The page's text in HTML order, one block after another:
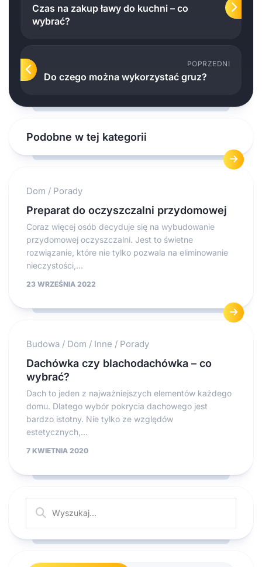
Czas na zakup ławy do kuchni – co
wybrać?
POPRZEDNI
Do czego można wykorzystać gruz?
Podobne w tej kategorii
Dom / Porady
Preparat do oczyszczalni przydomowej
Coraz więcej osób decyduje się na wybudowanie
przydomowej oczyszczalni. Jest to świetne
rozwiązanie, które nie tylko pozwala na eliminowanie
nieczystości,...
23 WRZEŚNIA 2022
Budowa / Dom / Inne / Porady
Dachówka czy blachodachówka – co
wybrać?
Dach to jeden z najważniejszych elementów każdego
domu. Dlatego wybór pokrycia dachowego jest
bardzo istotny. Nie tylko ze względów
estetycznych,...
7 KWIETNIA 2020